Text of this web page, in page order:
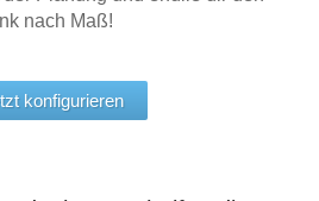
nach Maß!
konfigurieren